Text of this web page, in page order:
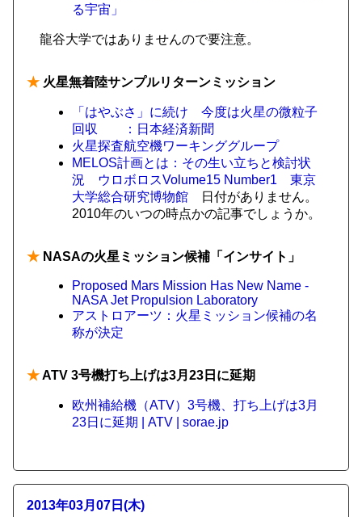
る宇宙」
龍谷大学ではありませんので要注意。
★ 火星無着陸サンプルリターンミッション
「はやぶさ」に続け 今度は火星の微粒子
回収 ：日本経済新聞
火星探査航空機ワーキンググループ
MELOS計画とは：その生い立ちと検討状
況 ウロボロスVolume15 Number1 東京
大学総合研究博物館 日付がありません。
2010年のいつの時点かの記事でしょうか。
★ NASAの火星ミッション候補「インサイト」
Proposed Mars Mission Has New Name -
NASA Jet Propulsion Laboratory
アストロアーツ：火星ミッション候補の名
称が決定
★ATV 3号機打ち上げは3月23日に延期
欧州補給機（ATV）3号機、打ち上げは3月
23日に延期 | ATV | sorae.jp
2013年03月07日(木)